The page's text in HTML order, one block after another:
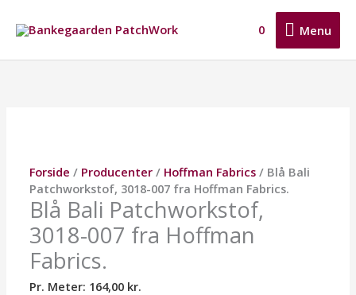
indholdet
Menu
Menu
0
Forside / Producenter / Hoffman Fabrics / Blå Bali
Patchworkstof, 3018-007 fra Hoffman Fabrics.
Blå Bali Patchworkstof,
3018-007 fra Hoffman
Fabrics.
Pr. Meter: 164,00 kr.
Hoffman
Fabrics.
antal
kan
vælges
varesiden
kan
vælges
varesiden
kan
vælges
varesiden